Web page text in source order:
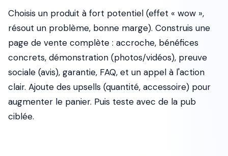
Choisis un produit à fort potentiel (effet « wow »,
résout un problème, bonne marge). Construis une
page de vente complète : accroche, bénéfices
concrets, démonstration (photos/vidéos), preuve
sociale (avis), garantie, FAQ, et un appel à l'action
clair. Ajoute des upsells (quantité, accessoire) pour
augmenter le panier. Puis teste avec de la pub
ciblée.